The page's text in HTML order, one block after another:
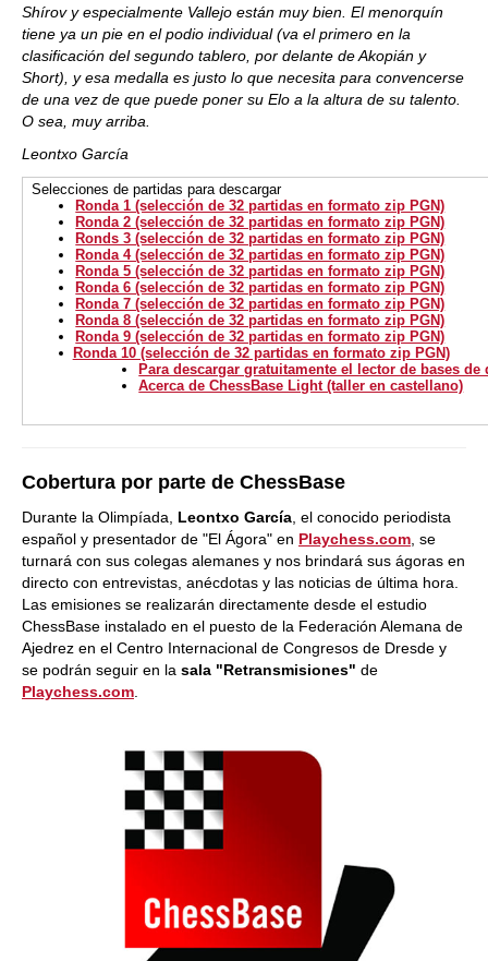
Shírov y especialmente Vallejo están muy bien. El menorquín
tiene ya un pie en el podio individual (va el primero en la
clasificación del segundo tablero, por delante de Akopián y
Short), y esa medalla es justo lo que necesita para convencerse
de una vez de que puede poner su Elo a la altura de su talento.
O sea, muy arriba.
Leontxo García
Selecciones de partidaspara descargar
Ronda 1 (selección de 32 partidas en formato zip PGN)
Ronda 2 (selección de 32 partidas en formato zip PGN)
Ronds 3 (selección de 32 partidas en formato zip PGN)
Ronda 4 (selección de 32 partidas en formato zip PGN)
Ronda 5 (selección de 32 partidas en formato zip PGN)
Ronda 6 (selección de 32 partidas en formato zip PGN)
Ronda 7 (selección de 32 partidas en formato zip PGN)
Ronda 8 (selección de 32 partidas en formato zip PGN)
Ronda 9 (selección de 32 partidas en formato zip PGN)
Ronda 10 (selección de 32 partidas en formato zip PGN)
Para descargar gratuitamente el lector de bases de
Acerca de ChessBase Light (taller en castellano)
Cobertura por parte de ChessBase
Durante la Olimpíada, Leontxo García , el conocido periodista
español y presentador de "El Ágora" en Playchess.com , se
turnará con sus colegas alemanes y nos brindará sus ágoras en
directo con entrevistas, anécdotas y las noticias de última hora.
Las emisiones se realizarán directamente desde el estudio
ChessBase instalado en el puesto de la Federación Alemana de
Ajedrez en el Centro Internacional de Congresos de Dresde y
se podrán seguir en la sala "Retransmisiones" de
Playchess.com